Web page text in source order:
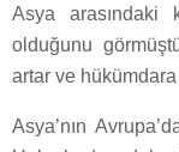
Asya arasındaki
olduğunu
artar ve
Asya’nın